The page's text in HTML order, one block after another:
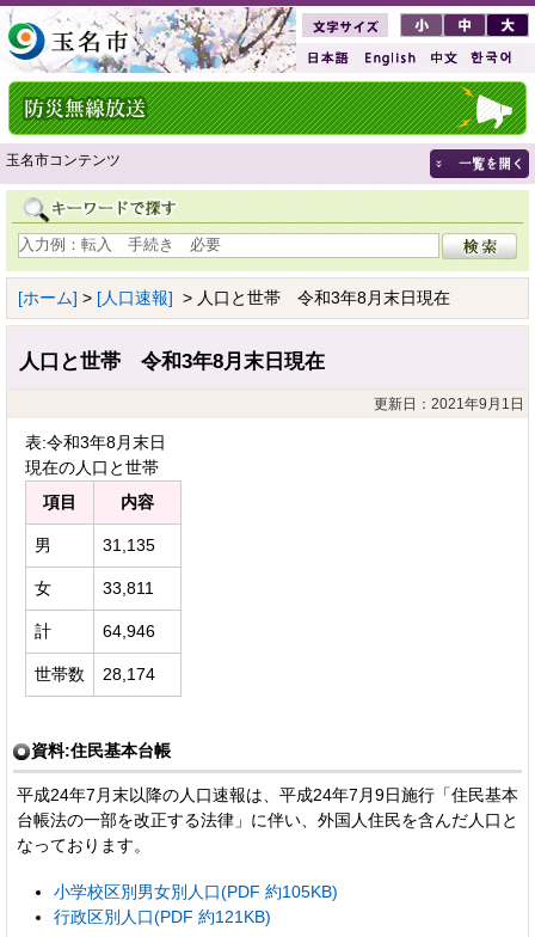
玉名市コンテンツ
[ホーム] > [人口速報] > 人口と世帯 令和3年8月末日現在
人口と世帯 令和3年8月末日現在
更新日：2021年9月1日
表:令和3年8月末日
現在の人口と世帯
項目
内容
男 31,135
女 33,811
計 64,946
世帯数 28,174
資料:住民基本台帳
平成24年7月末以降の人口速報は、平成24年7月9日施行「住民基本
台帳法の一部を改正する法律」に伴い、外国人住民を含んだ人口と
なっております。
小学校区別男女別人口(PDF 約105KB)
行政区別人口(PDF 約121KB)